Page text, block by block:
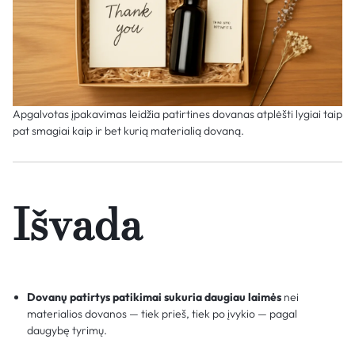
Apgalvotas įpakavimas leidžia patirtines dovanas atplėšti lygiai taip
pat smagiai kaip ir bet kurią materialią dovaną.
Išvada
Dovanų patirtys patikimai sukuria daugiau laimės nei
materialios dovanos — tiek prieš, tiek po įvykio — pagal
daugybę tyrimų.